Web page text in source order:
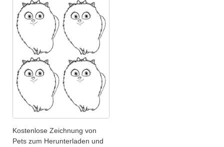
Kostenlose Zeichnung von
Pets zum Herunterladen und